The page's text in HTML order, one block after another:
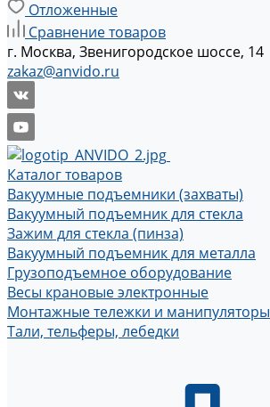
Отложенные
Сравнение товаров
г. Москва, Звенигородское шоссе, 14
zakaz@anvido.ru
Каталог товаров
Вакуумные подъемники (захваты)
Вакуумный подъемник для стекла
Зажим для стекла (пинза)
Вакуумный подъемник для металла
Грузоподъемное оборудование
Весы крановые электронные
Монтажные тележки и манипуляторы
Тали, тельферы, лебедки